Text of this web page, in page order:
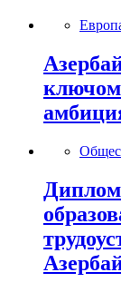
ключом